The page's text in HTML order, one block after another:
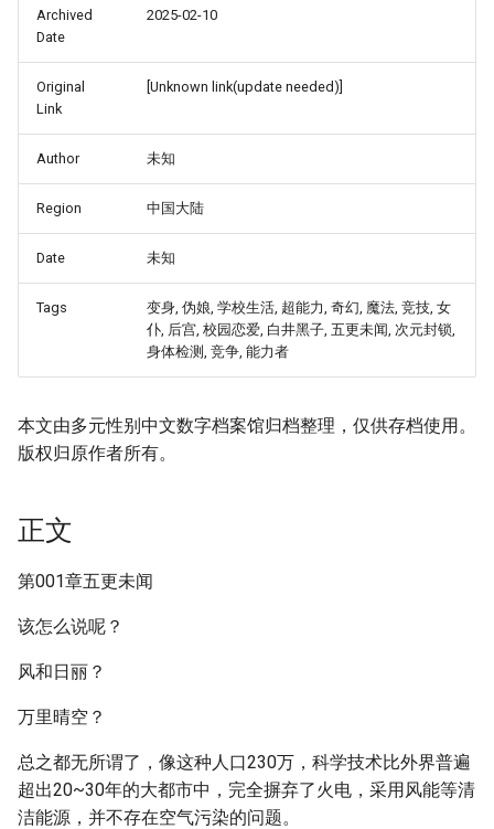
Archived
Date
2025-02-10
Original
Link
[Unknown link(update needed)]
Author 未知
Region 中国大陆
Date 未知
Tags
变身, 伪娘, 学校生活, 超能力, 奇幻, 魔法, 竞技, 女
仆, 后宫, 校园恋爱, 白井黑子, 五更未闻, 次元封锁,
身体检测, 竞争, 能力者
本文由多元性别中文数字档案馆归档整理，仅供存档使用。
版权归原作者所有。
正文
第001章五更未闻
该怎么说呢？
风和日丽？
万里晴空？
总之都无所谓了，像这种人口230万，科学技术比外界普遍
超出20~30年的大都市中，完全摒弃了火电，采用风能等清
洁能源，并不存在空气污染的问题。